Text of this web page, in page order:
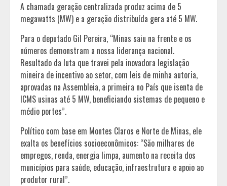
A chamada geração centralizada produz acima de 5
megawatts (MW) e a geração distribuída gera até 5 MW.
Para o deputado Gil Pereira, “Minas saiu na frente e os
números demonstram a nossa liderança nacional.
Resultado da luta que travei pela inovadora legislação
mineira de incentivo ao setor, com leis de minha autoria,
aprovadas na Assembleia, a primeira no País que isenta de
ICMS usinas até 5 MW, beneficiando sistemas de pequeno e
médio portes”.
Político com base em Montes Claros e Norte de Minas, ele
exalta os benefícios socioeconômicos: “São milhares de
empregos, renda, energia limpa, aumento na receita dos
municípios para saúde, educação, infraestrutura e apoio ao
produtor rural”.